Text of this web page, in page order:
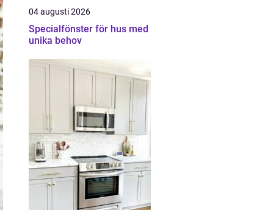
04 augusti 2026
Specialfönster för hus med
unika behov